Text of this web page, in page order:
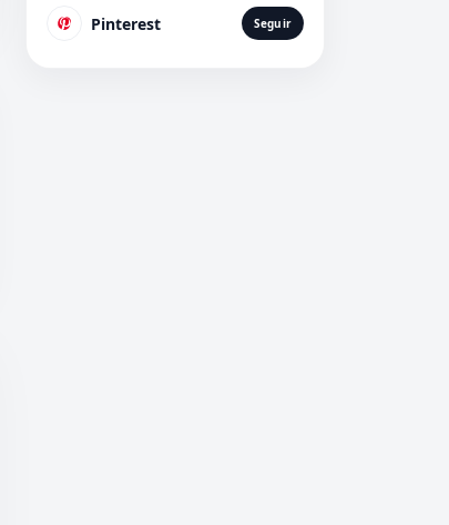
Pinterest Seguir